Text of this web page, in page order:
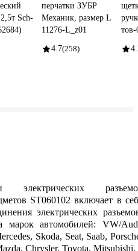
Sch-
перчатки ЗУБР
Механик, размер L
11276-L_z01
4.7(258)
тов-
ST060102 включает в
электрических
марок автомобилей: VW/
Skoda, Seat, Saab,
Chrysler, Toyota, Mitsubishi.